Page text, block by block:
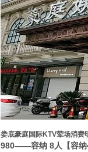
娄底豪庭国际KTV荤场消费
980——容纳 8人【容纳